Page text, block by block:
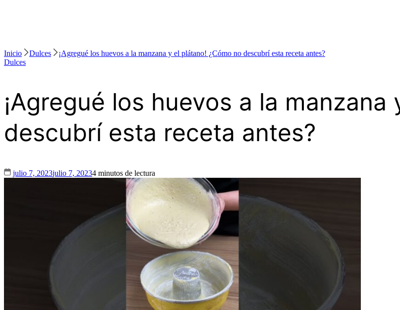
Inicio Dulces
¡Agregué los huevos a la manzana y el plátano! ¿Cómo no descubrí esta receta antes?
Dulces
¡Agregué los huevos a la
descubrí esta receta antes?
julio 7, 2023julio 7, 20234 minutos de lectura